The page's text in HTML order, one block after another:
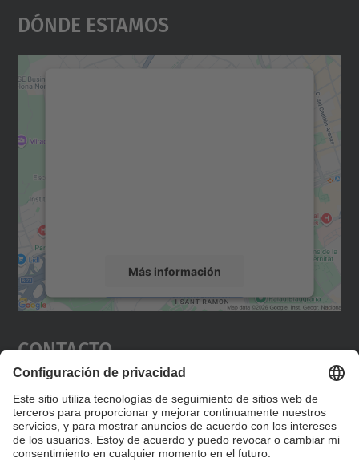
Dónde Estamos
Más información
Aceptar
powered by
Contacto
Editad en la página "Contacto personalizado", que
encontraréis en la raíz de español, vuestros datos
personalizados de contacto.
Formulario de contacto